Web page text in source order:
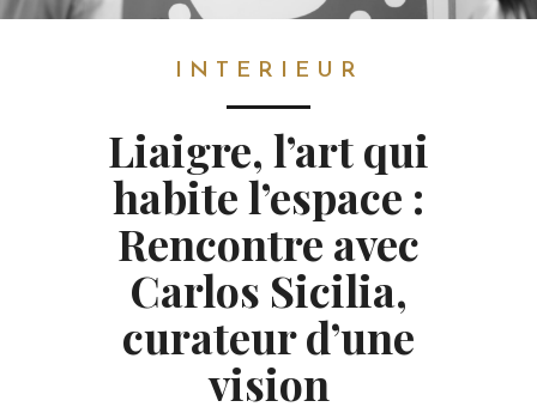
INTERIEUR
Liaigre, l’art qui
habite l’espace :
Rencontre avec
Carlos Sicilia,
curateur d’une
vision